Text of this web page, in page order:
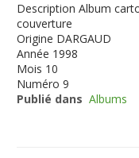
Description Album
couverture
Origine DARGAUD
Année 1998
Mois 10
Numéro 9
Publié dans Albums